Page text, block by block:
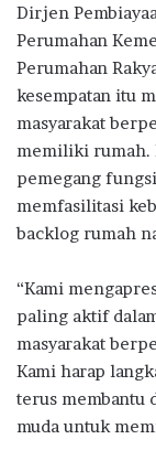
Dirjen
Perumahan
Perumahan
kesempatan itu
masyarakat
memiliki rumah.
pemegang
memfasilitasi
backlog rumah
“Kami
paling aktif
masyarakat
Kami harap
terus membantu
muda untuk